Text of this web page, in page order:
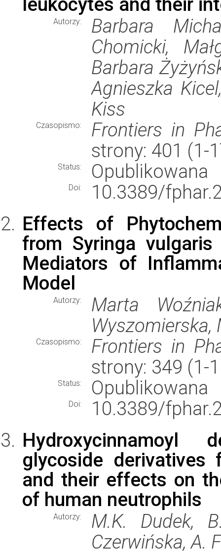
Autorzy:
Barbara
Chomicki,
Barbara
Agnieszka
Kiss
Czasopismo:
Frontiers in
strony: 401 (1-
Status: Opublikowana
Doi:
10.3389/
Effects of
from Syringa
Mediators of
Model
Autorzy:
Marta
Wyszomierska,
Czasopismo:
Frontiers in
strony: 349 (1-
Status: Opublikowana
Doi:
10.3389/
Hydroxycinnamoyl
glycoside derivatives
and their effects on
of human neutrophils
Autorzy:
M.K. Dudek,
Czerwińska, A.